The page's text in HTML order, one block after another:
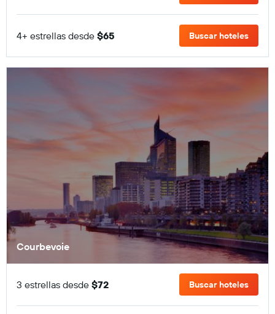
4+ estrellas desde $65 Buscar hoteles
Courbevoie
3 estrellas desde $72 Buscar hoteles